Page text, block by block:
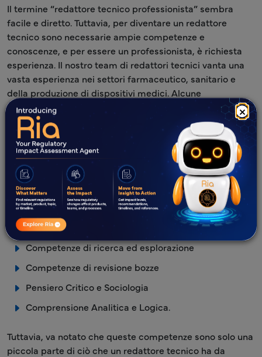
×
Il termine “redattore tecnico professionista” sembra
facile e diretto. Tuttavia, per diventare un redattore
tecnico sono necessarie ampie competenze e
conoscenze, e per essere un professionista, è richiesta
esperienza. Il nostro team di redattori tecnici vanta una
vasta esperienza nei settori farmaceutico, sanitario e
della produzione di dispositivi medici. Alcune
competenze chiave di un redattore tecnico
professionista sono le seguenti:
Competenze di scrittura e tecniche
Buone capacità di comunicazione
Competenze di Progettazione
Capacità di lavorare con strumenti di scrittura
tecnica
Competenze di ricerca ed esplorazione
Competenze di revisione bozze
Pensiero Critico e Sociologia
Comprensione Analitica e Logica.
Tuttavia, va notato che queste competenze sono solo una
piccola parte di ciò che un redattore tecnico ha da